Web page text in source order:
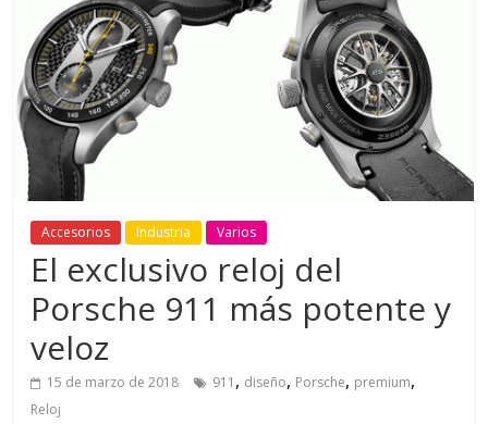
Accesorios Industria Varios
El exclusivo reloj del
Porsche 911 más potente y
veloz
15 de marzo de 2018 911 , diseño, Porsche, premium,
Reloj